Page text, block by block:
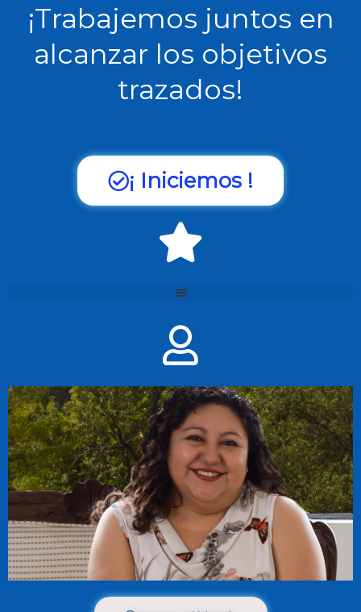
¡Trabajemos juntos en
alcanzar los objetivos
trazados!
¡ Iniciemos !